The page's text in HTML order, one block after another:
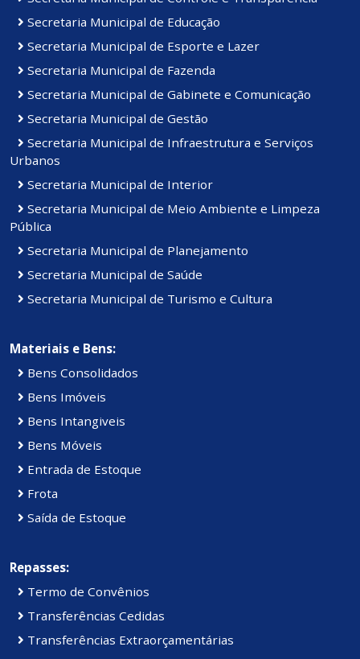
Secretaria Municipal de Educação
Secretaria Municipal de Esporte e Lazer
Secretaria Municipal de Fazenda
Secretaria Municipal de Gabinete e Comunicação
Secretaria Municipal de Gestão
Secretaria Municipal de Infraestrutura e Serviços
Urbanos
Secretaria Municipal de Interior
Secretaria Municipal de Meio Ambiente e Limpeza
Pública
Secretaria Municipal de Planejamento
Secretaria Municipal de Saúde
Secretaria Municipal de Turismo e Cultura
Materiais e Bens:
Bens Consolidados
Bens Imóveis
Bens Intangiveis
Bens Móveis
Entrada de Estoque
Frota
Saída de Estoque
Repasses:
Termo de Convênios
Transferências Cedidas
Transferências Extraorçamentárias